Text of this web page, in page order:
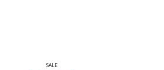
SALE